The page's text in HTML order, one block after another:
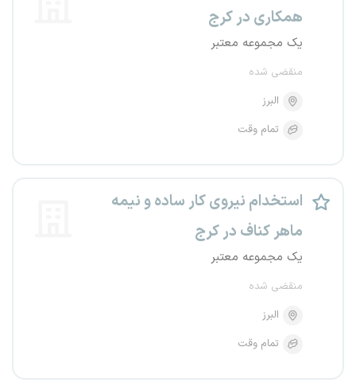
همکاری در کرج
یک مجموعه معتبر
منقضی شده
البرز
تمام وقت
استخدام نیروی کار ساده و نیمه
ماهر کناف در کرج
یک مجموعه معتبر
منقضی شده
البرز
تمام وقت